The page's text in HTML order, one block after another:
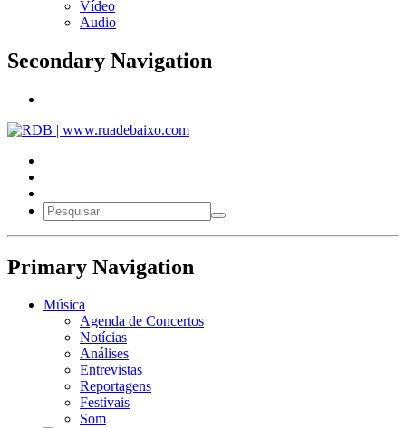
Vídeo
Audio
Secondary Navigation
Primary Navigation
Música
Agenda de Concertos
Notícias
Análises
Entrevistas
Reportagens
Festivais
Som